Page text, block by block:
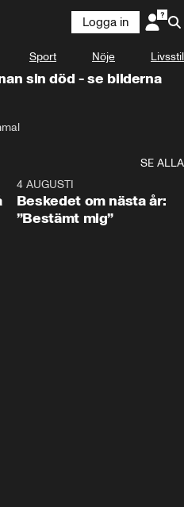
Logga in
Sport Nöje Livsstil
sin död - se bilderna
SE ALLA
4 AUGUSTI
Beskedet om nästa år:
”Bestämt mig”